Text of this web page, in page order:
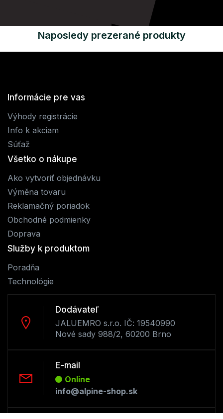
Naposledy prezerané produkty
Informácie pre vas
Výhody registrácie
Info k akciam
Súťaž
Všetko o nákupe
Ako vytvoriť objednávku
Výměna tovaru
Reklamačný poriadok
Obchodné podmienky
Doprava
Služby k produktom
Poradňa
Technológie
Dodávateľ
JALUEMRO s.r.o. IČ: 19540990
Nové sady 988/2, 60200 Brno
E-mail
Online
info@alpine-shop.sk